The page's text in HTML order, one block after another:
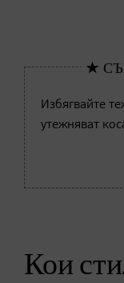
Избягвайте
утежняват
Кои